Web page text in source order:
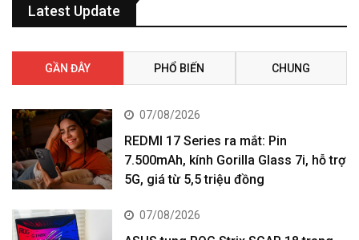
Latest Update
GẦN ĐÂY PHỔ BIẾN CHUNG
07/08/2026
REDMI 17 Series ra mắt: Pin
7.500mAh, kính Gorilla Glass 7i, hỗ trợ
5G, giá từ 5,5 triệu đồng
07/08/2026